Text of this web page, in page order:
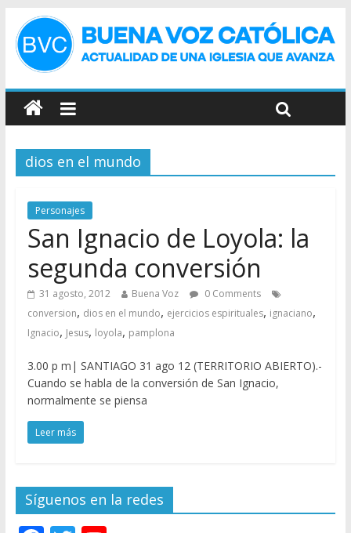
dios en el mundo
Personajes
San Ignacio de Loyola: la
segunda conversión
31 agosto, 2012 Buena Voz
0 Comments
conversion, dios en el mundo, ejercicios espirituales, ignaciano,
Ignacio, Jesus, loyola, pamplona
3.00 p m| SANTIAGO 31 ago 12 (TERRITORIO ABIERTO).-
Cuando se habla de la conversión de San Ignacio,
normalmente se piensa
Leer más
Síguenos en la redes